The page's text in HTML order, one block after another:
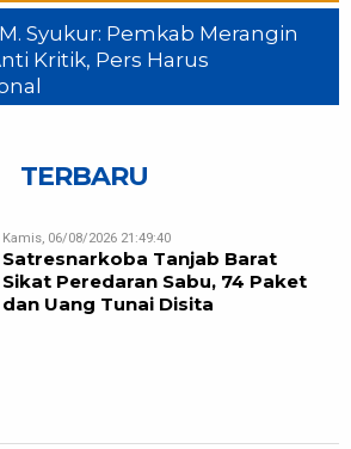
Syukur: Pemkab Merangin
Kritik, Pers Harus
TERBARU
Kamis, 06/08/2026 21:49:40
Satresnarkoba Tanjab Barat
Sikat Peredaran Sabu, 74 Paket
dan Uang Tunai Disita